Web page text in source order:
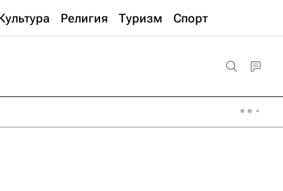
Религия Туризм Спорт